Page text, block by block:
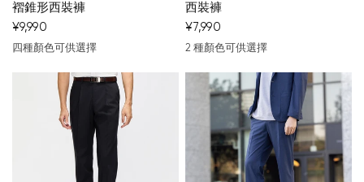
褶錐形西裝褲
¥9,990
深藍
黑 濃灰中灰
四種顏色可供選擇
西裝褲
¥7,990
深藍濃灰
2 種顏色可供選擇